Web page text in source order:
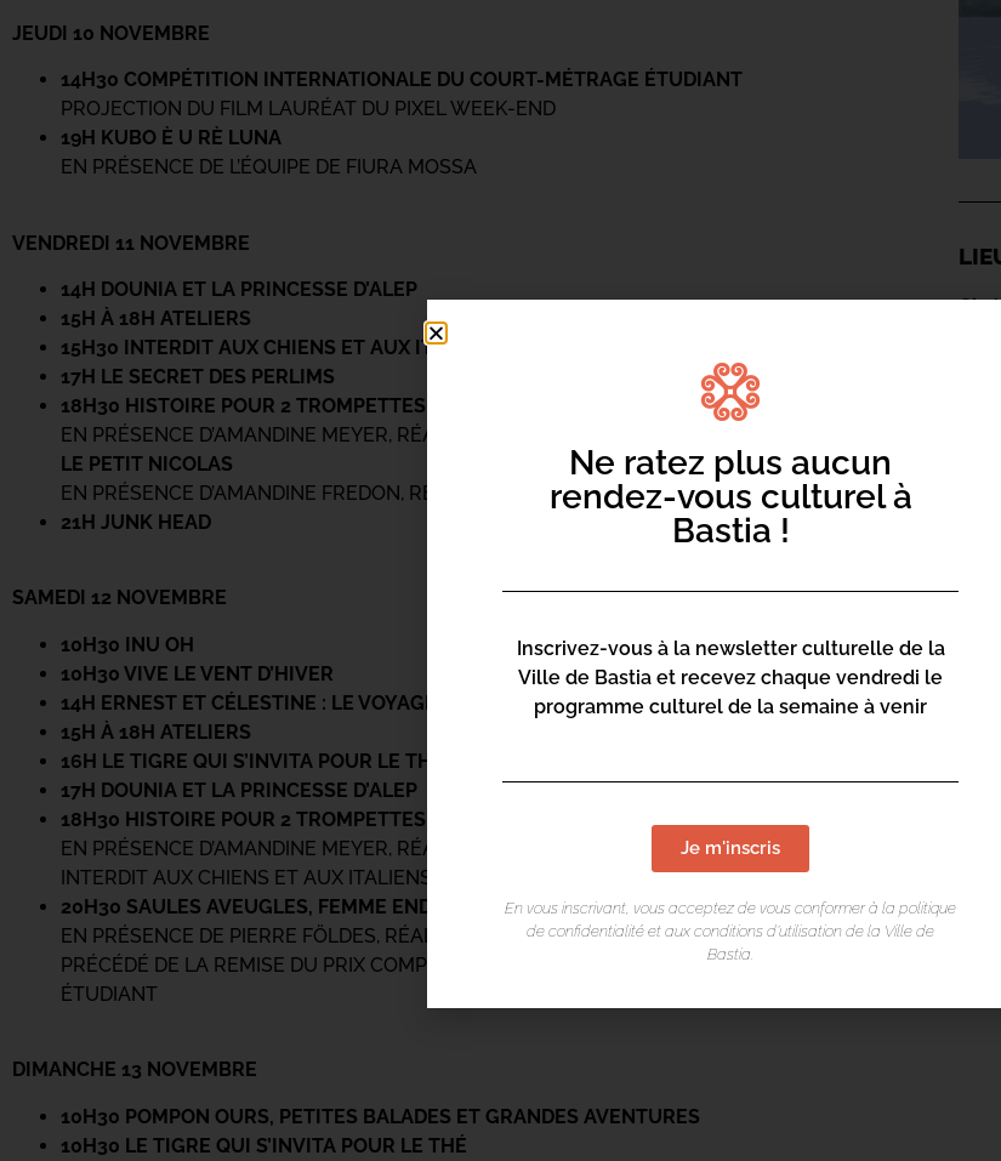
JEUDI 10 NOVEMBRE
14H30 COMPÉTITION INTERNATIONALE DU COURT-MÉTRAGE ÉTUDIANT
PROJECTION DU FILM LAURÉAT DU PIXEL WEEK-END
19H KUBO È U RÈ LUNA
EN PRÉSENCE DE L’ÉQUIPE DE FIURA MOSSA
VENDREDI 11 NOVEMBRE
14H DOUNIA ET LA PRINCESSE D’ALEP
15H À 18H ATELIERS
15H30 INTERDIT AUX CHIENS ET AUX ITALIENS
17H LE SECRET DES PERLIMS
18H30 HISTOIRE POUR 2 TROMPETTES
EN PRÉSENCE D’AMANDINE MEYER, RÉALISATRICE
LE PETIT NICOLAS
EN PRÉSENCE D’AMANDINE FREDON, RÉALISATRICE
21H JUNK HEAD
SAMEDI 12 NOVEMBRE
10H30 INU OH ­
10H30 VIVE LE VENT D’HIVER
14H ERNEST ET CÉLESTINE : LE VOYAGE EN CHARABIE
15H À 18H ATELIERS
16H LE TIGRE QUI S’INVITA POUR LE THÉ
17H DOUNIA ET LA PRINCESSE D’ALEP
18H30 HISTOIRE POUR 2 TROMPETTES
EN PRÉSENCE D’AMANDINE MEYER, RÉALISATRICE
INTERDIT AUX CHIENS ET AUX ITALIENS
20H30 SAULES AVEUGLES, FEMME ENDORMIE
EN PRÉSENCE DE PIERRE FÖLDES, RÉALISATEUR
PRÉCÉDÉ DE LA REMISE DU PRIX COMPÉTITION INTERNATIONALE DU COURT MÉTRAGE
ÉTUDIANT
DIMANCHE 13 NOVEMBRE
10H30 POMPON OURS, PETITES BALADES ET GRANDES AVENTURES ­
10H30 LE TIGRE QUI S’INVITA POUR LE THÉ
Ne ratez plus aucun
rendez-vous culturel à
Bastia !
Inscrivez-vous à la newsletter culturelle de la
Ville de Bastia et recevez chaque vendredi le
programme culturel de la semaine à venir
Je m'inscris
En vous inscrivant, vous acceptez de vous conformer à la politique
de confidentialité et aux conditions d’utilisation de la Ville de
Bastia.